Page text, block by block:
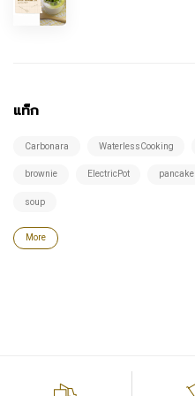
แท็ก
Carbonara WaterlessCooking
brownie ElectricPot pancake
soup
More